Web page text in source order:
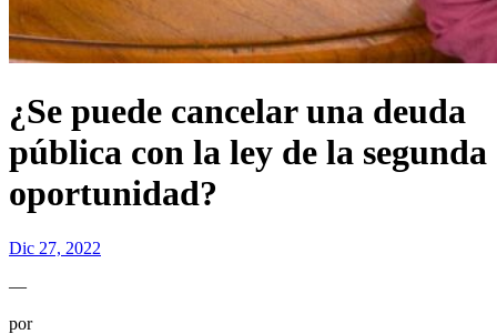
¿Se puede cancelar una deuda
pública con la ley de la segunda
oportunidad?
Dic 27, 2022
—
por